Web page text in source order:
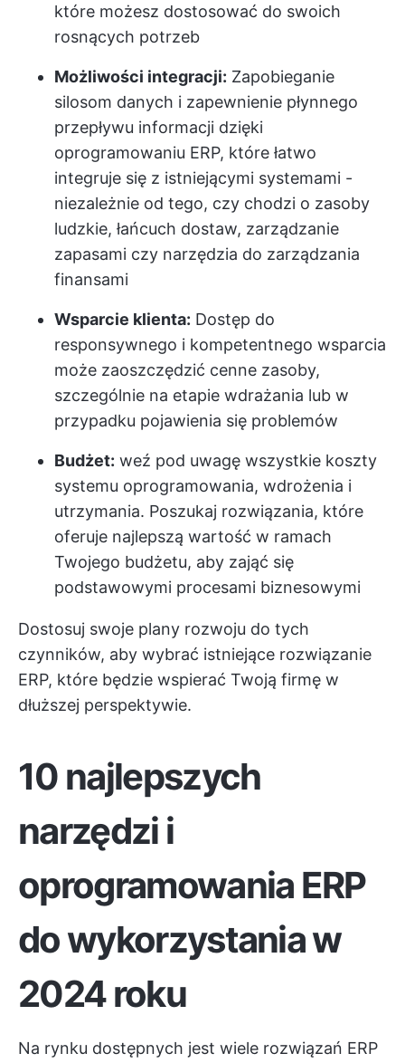
które możesz dostosować do swoich
rosnących potrzeb
Możliwości integracji: Zapobieganie
silosom danych i zapewnienie płynnego
przepływu informacji dzięki
oprogramowaniu ERP, które łatwo
integruje się z istniejącymi systemami -
niezależnie od tego, czy chodzi o zasoby
ludzkie, łańcuch dostaw, zarządzanie
zapasami czy narzędzia do zarządzania
finansami
Wsparcie klienta: Dostęp do
responsywnego i kompetentnego wsparcia
może zaoszczędzić cenne zasoby,
szczególnie na etapie wdrażania lub w
przypadku pojawienia się problemów
Budżet: weź pod uwagę wszystkie koszty
systemu oprogramowania, wdrożenia i
utrzymania. Poszukaj rozwiązania, które
oferuje najlepszą wartość w ramach
Twojego budżetu, aby zająć się
podstawowymi procesami biznesowymi
Dostosuj swoje plany rozwoju do tych
czynników, aby wybrać istniejące rozwiązanie
ERP, które będzie wspierać Twoją firmę w
dłuższej perspektywie.
10 najlepszych
narzędzi i
oprogramowania ERP
do wykorzystania w
2024 roku
Na rynku dostępnych jest wiele rozwiązań ERP